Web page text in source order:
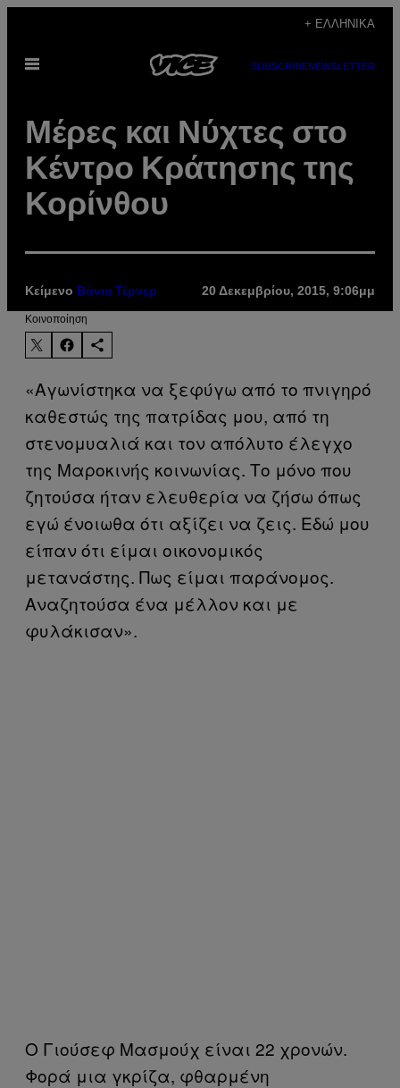
περιεχόμενο
+ ΕΛΛΗΝΙΚΆ
Ανοίξτε
SUBSCRIBENEWSLETTER
Μέρες και Νύχτες στο
Κέντρο Κράτησης της
Κορίνθου
Κείμενο Βάνια Τέρνερ 20 Δεκεμβρίου, 2015, 9:06μμ
Kοινοποίηση
«Αγωνίστηκα να ξεφύγω από το πνιγηρό
καθεστώς της πατρίδας μου, από τη
στενομυαλιά και τον απόλυτο έλεγχο
της Μαροκινής κοινωνίας. Το μόνο που
ζητούσα ήταν ελευθερία να ζήσω όπως
εγώ ένοιωθα ότι αξίζει να ζεις. Εδώ μου
είπαν ότι είμαι οικονομικός
μετανάστης. Πως είμαι παράνομος.
Αναζητούσα ένα μέλλον και με
φυλάκισαν».
Ο Γιούσεφ Μασμούχ είναι 22 χρονών.
Φορά μια γκρίζα, φθαρμένη